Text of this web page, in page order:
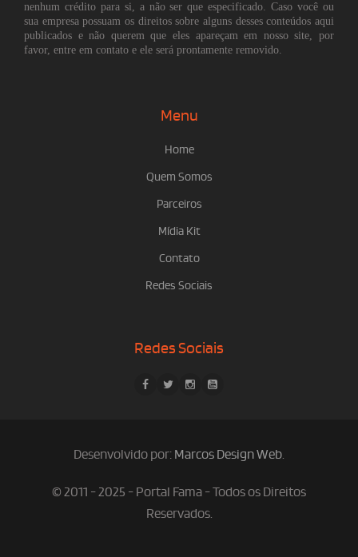
nenhum crédito para si, a não ser que especificado. Caso você ou
sua empresa possuam os direitos sobre alguns desses conteúdos aqui
publicados e não querem que eles apareçam em nosso site, por
favor, entre em contato e ele será prontamente removido.
Menu
Home
Quem Somos
Parceiros
Mídia Kit
Contato
Redes Sociais
Redes Sociais
Desenvolvido por: Marcos Design Web.
© 2011 - 2025 - Portal Fama - Todos os Direitos
Reservados.